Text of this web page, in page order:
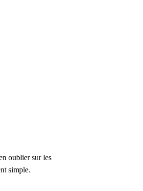
oublier sur les
simple.